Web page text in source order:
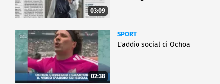
03:09
02:38
SPORT
L'addio social di Ochoa